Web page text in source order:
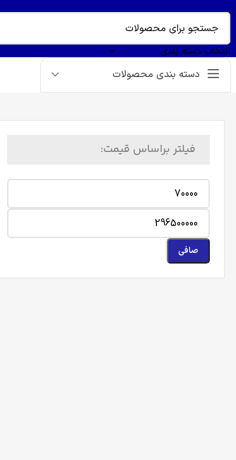
انتخاب دسته بندی
دسته بندی محصولات
فیلتر براساس قیمت:
صافی